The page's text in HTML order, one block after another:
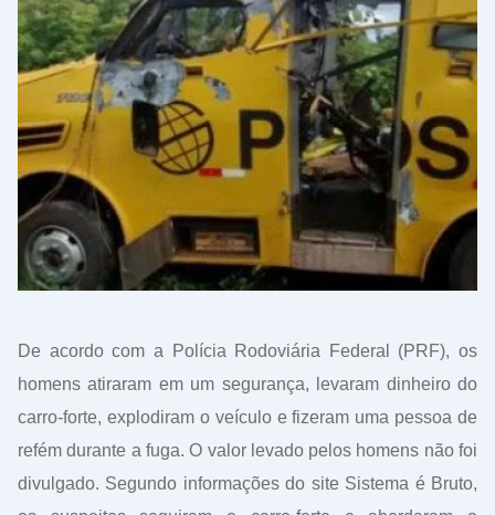
De acordo com a Polícia Rodoviária Federal (PRF), os
homens atiraram em um segurança, levaram dinheiro do
carro-forte, explodiram o veículo e fizeram uma pessoa de
refém durante a fuga. O valor levado pelos homens não foi
divulgado. Segundo informações do site Sistema é Bruto,